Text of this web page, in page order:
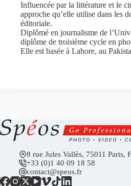
Influencée par la littérature et le
approche qu’elle utilise dans les
éditoriale.
Diplômé en journalisme de
diplôme de troisième cycle en
Elle est basée à Lahore, au
8 rue Jules Vallès, 75011 Paris,
+33 (0)1 40 09 18 58
contact@speos.fr